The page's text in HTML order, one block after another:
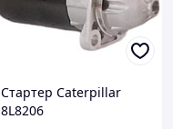
Стартер Caterpillar
8L8206